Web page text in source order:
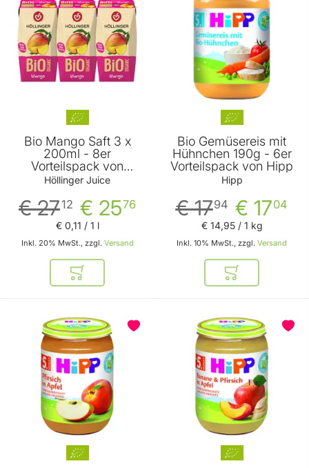
Bio Mango Saft 3 x
200ml - 8er
Vorteilspack von
Höllinger
Höllinger Juice
€ 2576
€ 2712
Inkl. 20% MwSt., zzgl. Versand
€ 0,11 / 1 l
In den Warenkorb
Bio Gemüsereis mit
Hühnchen 190g - 6er
Vorteilspack von Hipp
Hipp
€ 1704
€ 1794
Inkl. 10% MwSt., zzgl. Versand
€ 14,95/ 1 kg
In den